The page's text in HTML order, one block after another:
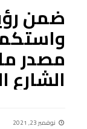
ضمن
مصدر
الشارع
نوفمبر 23, 2021